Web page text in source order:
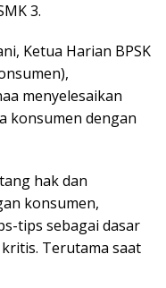
3.
Ketua Harian BPSK
menyelesaikan
konsumen dengan
hak dan
konsumen,
tips sebagai dasar
Terutama saat